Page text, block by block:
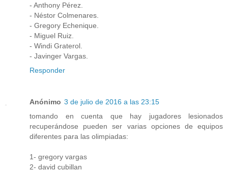
- Anthony Pérez.
- Néstor Colmenares.
- Gregory Echenique.
- Miguel Ruiz.
- Windi Graterol.
- Javinger Vargas.
Responder
Anónimo 3 de julio de 2016 a las 23:15
tomando en cuenta que hay jugadores lesionados
recuperándose pueden ser varias opciones de equipos
diferentes para las olimpiadas:
1- gregory vargas
2- david cubillan